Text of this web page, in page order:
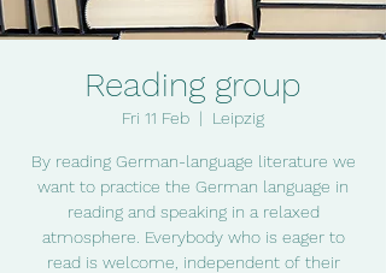
Reading group
Fri 11 Feb
  |
Leipzig
By reading German-language literature we
want to practice the German language in
reading and speaking in a relaxed
atmosphere. Everybody who is eager to
read is welcome, independent of their